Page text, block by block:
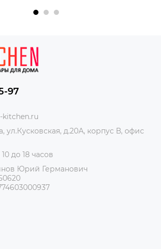
97
kitchen.ru
ул.Кусковская, д.20А, корпус В, офис
до 18 часов
Юрий Германович